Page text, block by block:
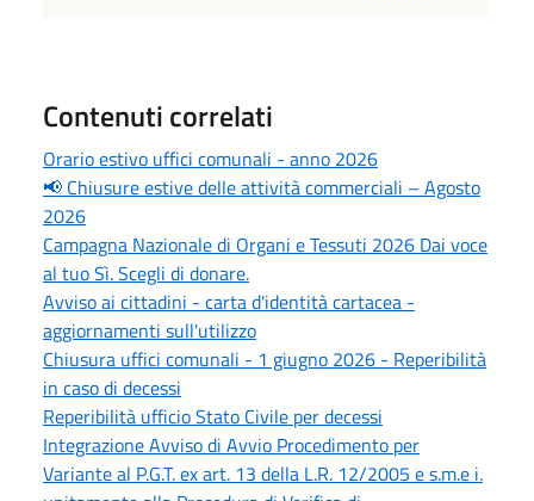
Contenuti correlati
Orario estivo uffici comunali - anno 2026
📢 Chiusure estive delle attività commerciali – Agosto
2026
Campagna Nazionale di Organi e Tessuti 2026 Dai voce
al tuo Sì. Scegli di donare.
Avviso ai cittadini - carta d'identità cartacea -
aggiornamenti sull'utilizzo
Chiusura uffici comunali - 1 giugno 2026 - Reperibilità
in caso di decessi
Reperibilità ufficio Stato Civile per decessi
Integrazione Avviso di Avvio Procedimento per
Variante al P.G.T. ex art. 13 della L.R. 12/2005 e s.m.e i.